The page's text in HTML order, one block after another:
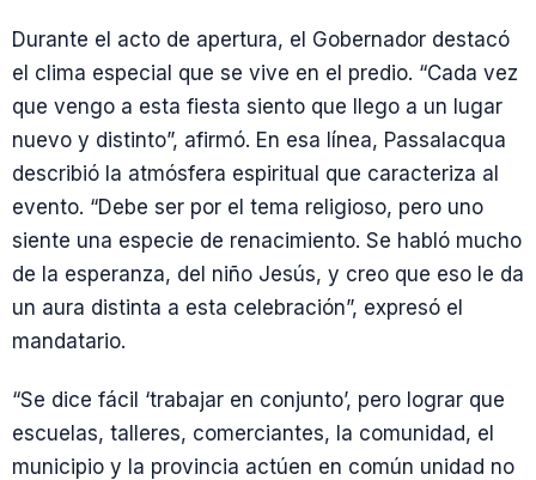
Durante el acto de apertura, el Gobernador destacó
el clima especial que se vive en el predio. “Cada vez
que vengo a esta fiesta siento que llego a un lugar
nuevo y distinto”, afirmó. En esa línea, Passalacqua
describió la atmósfera espiritual que caracteriza al
evento. “Debe ser por el tema religioso, pero uno
siente una especie de renacimiento. Se habló mucho
de la esperanza, del niño Jesús, y creo que eso le da
un aura distinta a esta celebración”, expresó el
mandatario.
“Se dice fácil ‘trabajar en conjunto’, pero lograr que
escuelas, talleres, comerciantes, la comunidad, el
municipio y la provincia actúen en común unidad no